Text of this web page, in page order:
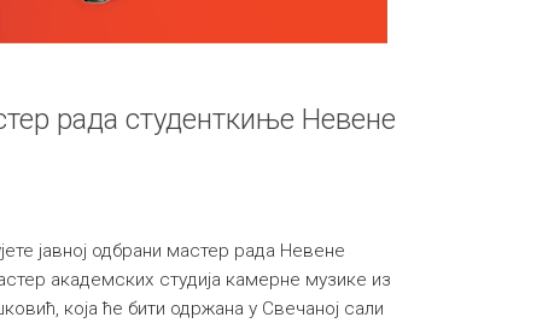
рада студенткиње Невене
јавној одбрани мастер рада Невене
академских студија камерне музике из
која ће бити одржанa у Свечаној сали